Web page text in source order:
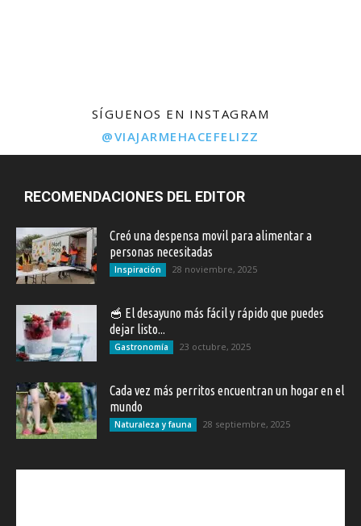
SÍGUENOS EN INSTAGRAM
@VIAJARMEHACEFELIZZ
RECOMENDACIONES DEL EDITOR
Creó una despensa movil para alimentar a
personas necesitadas
Inspiración 28 noviembre, 2025
🥣 El desayuno más fácil y rápido que puedes
dejar listo...
Gastronomía 23 octubre, 2025
Cada vez más perritos encuentran un hogar en el
mundo
Naturaleza y fauna 28 septiembre, 2025